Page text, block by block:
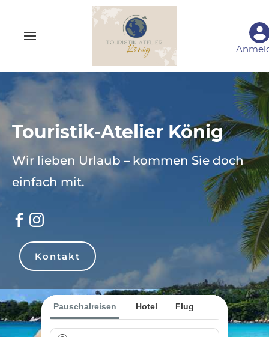
Touristik-Atelier König
Wir lieben Urlaub – kommen Sie doch
einfach mit.
Kontakt
Pauschalreisen Hotel Flug